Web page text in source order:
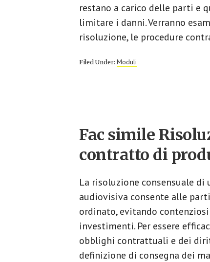
restano a carico delle parti e
limitare i danni. Verranno
risoluzione, le procedure
Filed Under: Moduli
Fac simile
contratto di
La risoluzione consensuale
audiovisiva consente alle
ordinato, evitando
investimenti. Per essere
obblighi contrattuali e dei
definizione di consegna dei